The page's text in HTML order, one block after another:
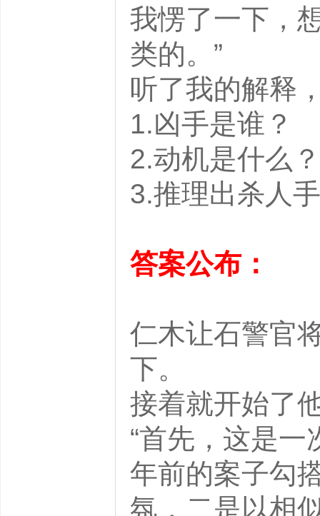
我愣了一下，
类的。”
听了我的解释
1.凶手是谁？
2.动机是什么？
3.推理出杀人
答案公布：
仁木让石警官
下。
接着就开始
“首先，这是
年前的案子勾
氛，二是以相